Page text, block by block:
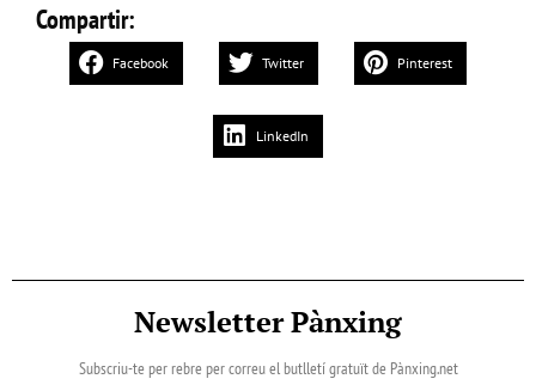
Compartir:
Facebook Twitter Pinterest
LinkedIn
Newsletter Pànxing
Subscriu-te per rebre per correu el butlletí gratuït de Pànxing.net​